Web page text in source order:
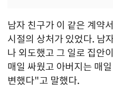
남자 친구가 이 같은 계약
시절의 상처가 있었다. 남
나 외도했고 그 일로 집안
매일 싸웠고 아버지는 매
변했다"고 말했다.